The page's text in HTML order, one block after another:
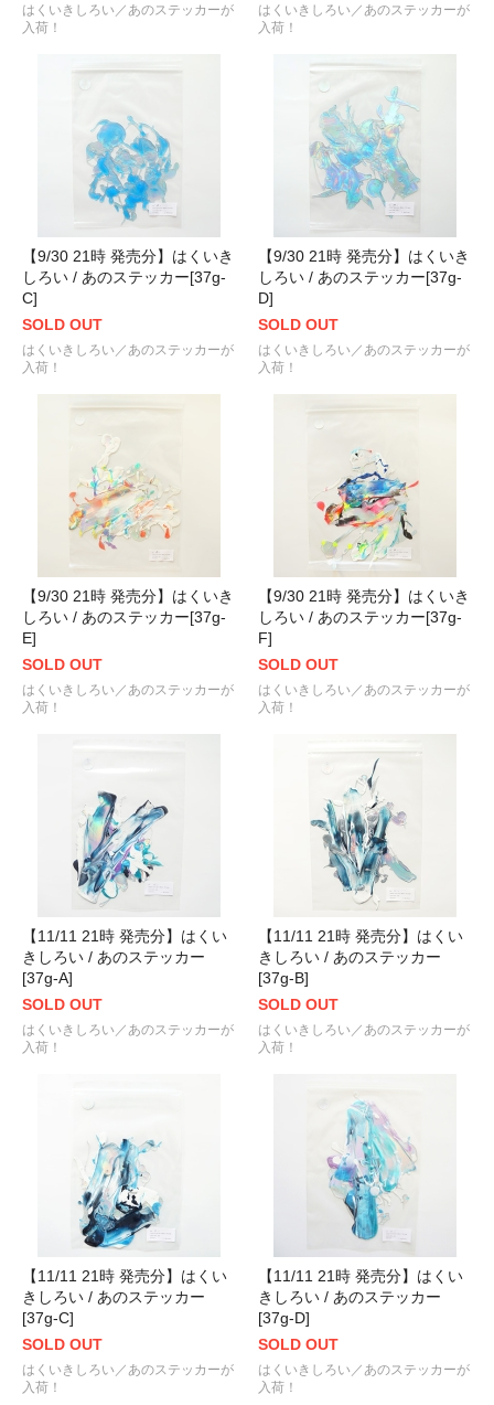
はくいきしろい／あのステッカーが
入荷！
はくいきしろい／あのステッカーが
入荷！
【9/30 21時 発売分】はくいき
しろい / あのステッカー[37g-
C]
SOLD OUT
はくいきしろい／あのステッカーが
入荷！
【9/30 21時 発売分】はくいき
しろい / あのステッカー[37g-
D]
SOLD OUT
はくいきしろい／あのステッカーが
入荷！
【9/30 21時 発売分】はくいき
しろい / あのステッカー[37g-
E]
SOLD OUT
はくいきしろい／あのステッカーが
入荷！
【9/30 21時 発売分】はくいき
しろい / あのステッカー[37g-
F]
SOLD OUT
はくいきしろい／あのステッカーが
入荷！
【11/11 21時 発売分】はくい
きしろい / あのステッカー
[37g-A]
SOLD OUT
はくいきしろい／あのステッカーが
入荷！
【11/11 21時 発売分】はくい
きしろい / あのステッカー
[37g-B]
SOLD OUT
はくいきしろい／あのステッカーが
入荷！
【11/11 21時 発売分】はくい
きしろい / あのステッカー
[37g-C]
SOLD OUT
はくいきしろい／あのステッカーが
入荷！
【11/11 21時 発売分】はくい
きしろい / あのステッカー
[37g-D]
SOLD OUT
はくいきしろい／あのステッカーが
入荷！